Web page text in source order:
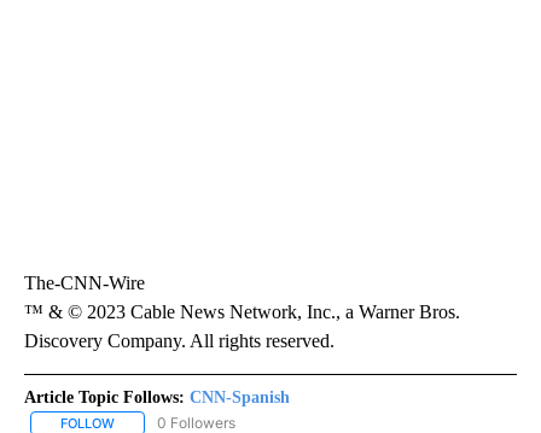
The-CNN-Wire
™ & © 2023 Cable News Network, Inc., a Warner Bros.
Discovery Company. All rights reserved.
Article Topic Follows: CNN-Spanish
FOLLOW FOLLOW "CNN-SPANISH" TO RECEIVE NOTIFICATIONS ABOUT
0 Followers